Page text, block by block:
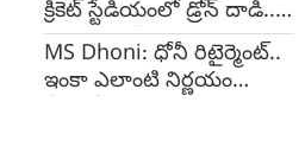
క్రికెట్ స్టేడియంలో డ్రోన్ దాడి..
క్రికెటర్లు షాక్
MS Dhoni: ధోనీ రిటైర్మెంట్‌..
ఇంకా ఎలాంటి నిర్ణయం